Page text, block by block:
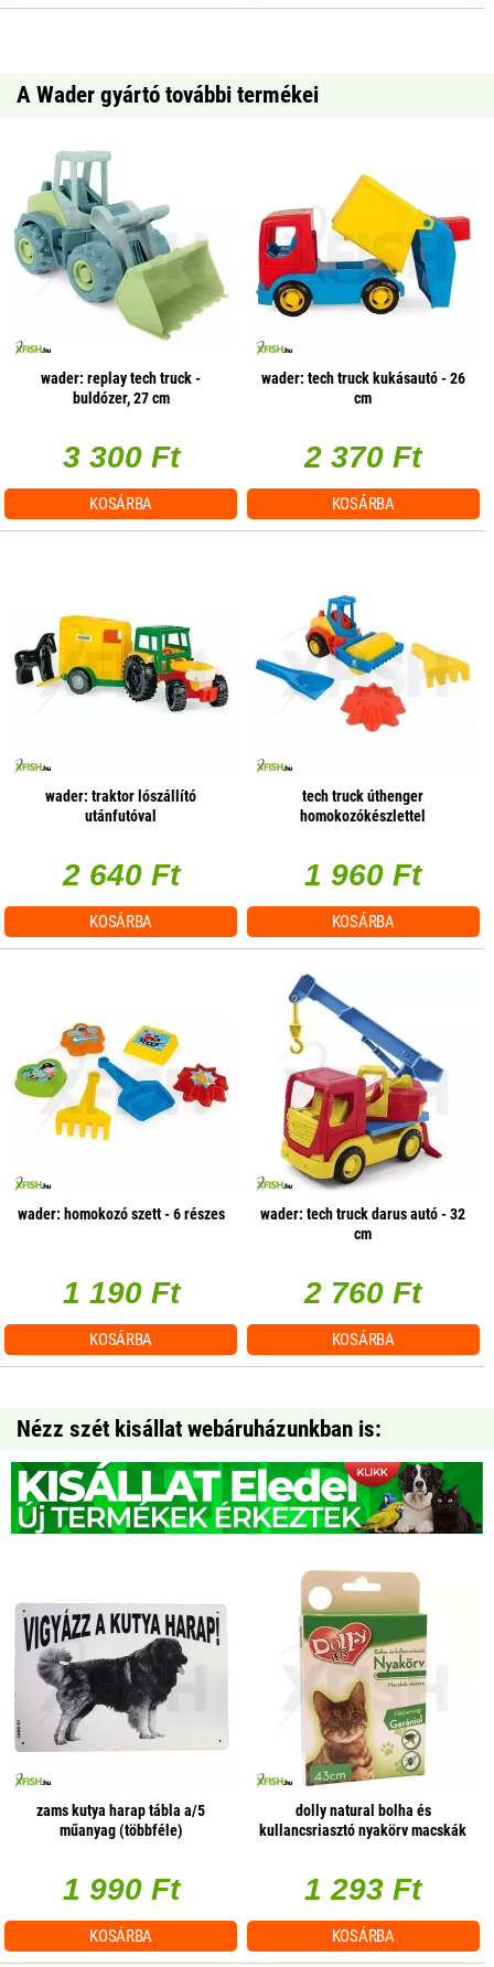
A Wader gyártó további termékei
wader: replay tech truck -
buldózer, 27 cm
3 300 Ft
KOSÁRBA
wader: tech truck kukásautó - 26
cm
2 370 Ft
KOSÁRBA
wader: traktor lószállító
utánfutóval
2 640 Ft
KOSÁRBA
tech truck úthenger
homokozókészlettel
1 960 Ft
KOSÁRBA
wader: homokozó szett - 6 részes
1 190 Ft
KOSÁRBA
wader: tech truck darus autó - 32
cm
2 760 Ft
KOSÁRBA
Nézz szét kisállat webáruházunkban is:
zams kutya harap tábla a/5
műanyag (többféle)
1 990 Ft
KOSÁRBA
dolly natural bolha és
kullancsriasztó nyakörv macskák
1 293 Ft
KOSÁRBA